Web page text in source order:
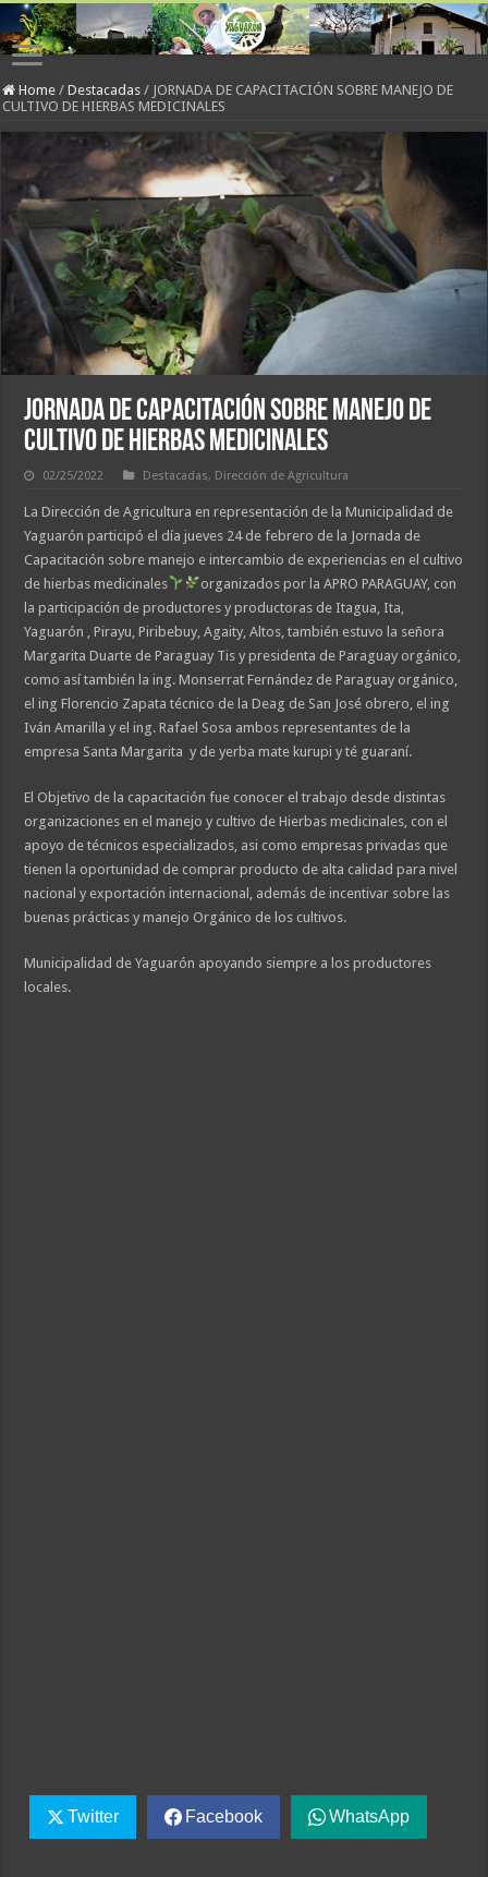
Home / Destacadas / JORNADA DE CAPACITACIÓN SOBRE MANEJO DE
CULTIVO DE HIERBAS MEDICINALES
JORNADA DE CAPACITACIÓN SOBRE MANEJO DE
CULTIVO DE HIERBAS MEDICINALES
02/25/2022 Destacadas, Dirección de Agricultura
La Dirección de Agricultura en representación de la Municipalidad de
Yaguarón participó el día jueves 24 de febrero de la Jornada de
Capacitación sobre manejo e intercambio de experiencias en el cultivo
de hierbas medicinales
organizados por la APRO PARAGUAY, con
la participación de productores y productoras de Itagua, Ita,
Yaguarón , Pirayu, Piribebuy, Agaity, Altos, también estuvo la señora
Margarita Duarte de Paraguay Tis y presidenta de Paraguay orgánico,
como así también la ing. Monserrat Fernández de Paraguay orgánico,
el ing Florencio Zapata técnico de la Deag de San José obrero, el ing
Iván Amarilla y el ing. Rafael Sosa ambos representantes de la
empresa Santa Margarita y de yerba mate kurupi y té guaraní.
El Objetivo de la capacitación fue conocer el trabajo desde distintas
organizaciones en el manejo y cultivo de Hierbas medicinales, con el
apoyo de técnicos especializados, asi como empresas privadas que
tienen la oportunidad de comprar producto de alta calidad para nivel
nacional y exportación internacional, además de incentivar sobre las
buenas prácticas y manejo Orgánico de los cultivos.
Municipalidad de Yaguarón apoyando siempre a los productores
locales.
Twitter Facebook WhatsApp